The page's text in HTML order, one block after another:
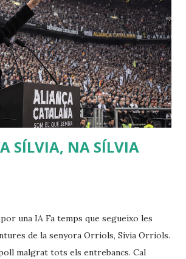
el Discurso sobre el origen y los
desigualdad entre los hombres , que le
en una celebrity en toda Europa. Para
civil es una trampa perpetuada por
los débiles, de modo que puedan
y riqueza. Muchas veces creo que se
sobr...
SÍLVIA, NA SÍLVIA
una IA Fa temps que segueixo les
de la senyora Orriols, Sívia Orriols.
malgrat tots els entrebancs. Cal